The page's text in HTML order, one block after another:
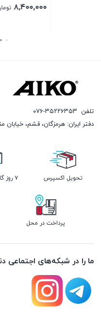
۸,۶۴۰,۰۰۰ تومان
تلفن ۰۷۶-۳۵۲۲۶۳۵۳
دفتر ایران: هرمزگان، قشم، خیابان
تحویل اکسپرس
۷ روز
پرداخت در محل
ما را در شبکه‌های اجتماعی